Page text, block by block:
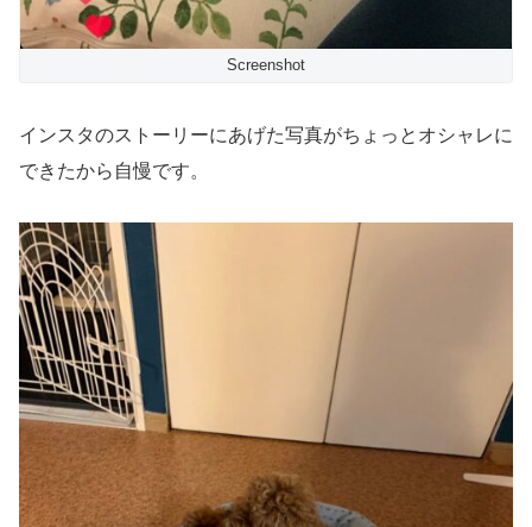
Screenshot
インスタのストーリーにあげた写真がちょっとオシャレに
できたから自慢です。